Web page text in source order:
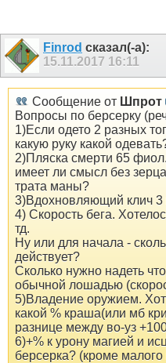
Finrod сказал(-а):
15.11.2017 16:11
Сообщение от Шпрот
Вопросы по берсерку
1)Если одето 2 разных
какую руку какой
2)Пляска смерти 65
имеет ли смысл без
трата маны?
3)Вдохновляющий клич 3
4) Скорость бега.
тд.
Ну или для начала -
действует?
Сколько нужно надеть
обычной лошадью
5)Владение оружием.
какой % краша(или мб
разнице между во-уз
6)+% к урону магией и
берсерка? (кроме